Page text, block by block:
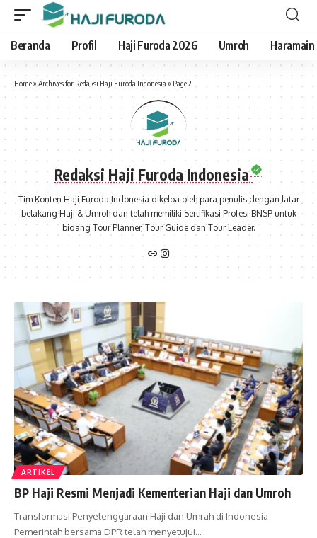
Beranda Profil Haji Furoda 2026 Umroh
Home» Archives for Redaksi Haji Furoda Indonesia » Page 2
Redaksi Haji Furoda Indonesia
Tim Konten Haji Furoda Indonesia dikeloa oleh para penulis dengan latar
belakang Haji & Umroh dan telah memiliki Sertifikasi Profesi BNSP untuk
bidang Tour Planner, Tour Guide dan Tour Leader.
ARTIKEL
BP Haji Resmi Menjadi Kementerian Haji dan Umroh
Transformasi Penyelenggaraan Haji dan Umrah di Indonesia
Pemerintah bersama DPR telah menyetujui…